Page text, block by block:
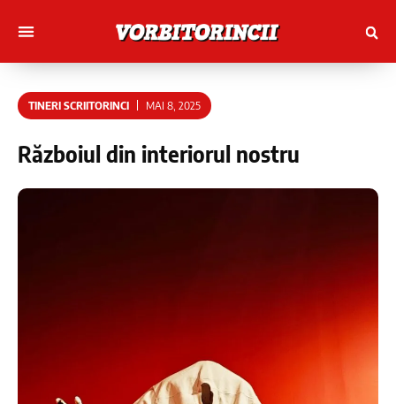
TINERI SCRIITORINCI MAI 8, 2025
Războiul din interiorul nostru